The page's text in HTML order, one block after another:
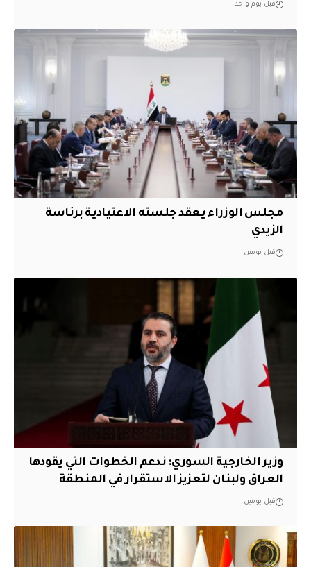
قبل يوم واحد
مجلس الوزراء يعقد جلسته الاعتيادية برئاسة
الزيدي
قبل يومين
وزير الخارجية السوري: ندعم الخطوات التي يقودها
العراق ولبنان لتعزيز الاستقرار في المنطقة
قبل يومين